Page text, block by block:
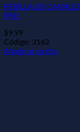
PERILLA DE
PRO
$9.99
Código: 3162
Añadir al carrito